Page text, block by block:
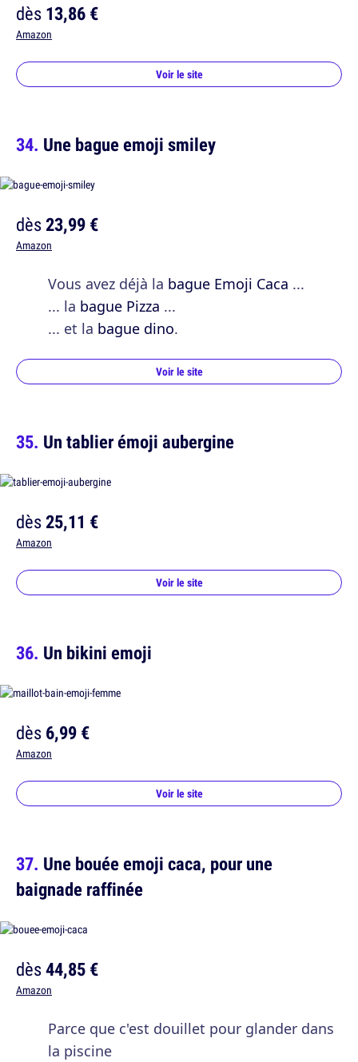
dès13,86 €
Amazon
Voir le site
Une bague emoji smiley
dès23,99 €
Amazon
Vous avez déjà la bague Emoji Caca ...
... la bague Pizza ...
... et la bague dino.
Voir le site
Un tablier émoji aubergine
dès25,11 €
Amazon
Voir le site
Un bikini emoji
dès6,99 €
Amazon
Voir le site
Une bouée emoji caca, pour une
baignade raffinée
dès44,85 €
Amazon
Parce que c'est douillet pour glander dans
la piscine